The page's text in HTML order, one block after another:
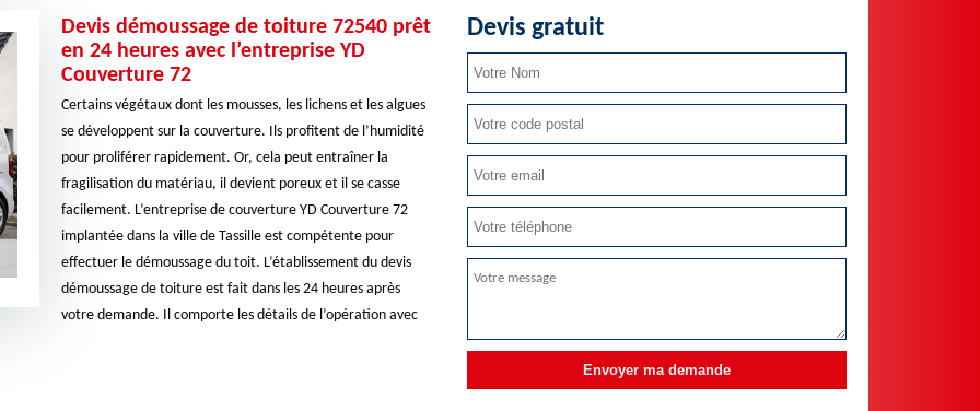
Devis démoussage de toiture 72540 prêt
en 24 heures avec l’entreprise YD
Couverture 72
Certains végétaux dont les mousses, les lichens et les algues
se développent sur la couverture. Ils profitent de l’humidité
pour proliférer rapidement. Or, cela peut entraîner la
fragilisation du matériau, il devient poreux et il se casse
facilement. L’entreprise de couverture YD Couverture 72
implantée dans la ville de Tassille est compétente pour
effectuer le démoussage du toit. L’établissement du devis
démoussage de toiture est fait dans les 24 heures après
votre demande. Il comporte les détails de l’opération avec
Devis gratuit